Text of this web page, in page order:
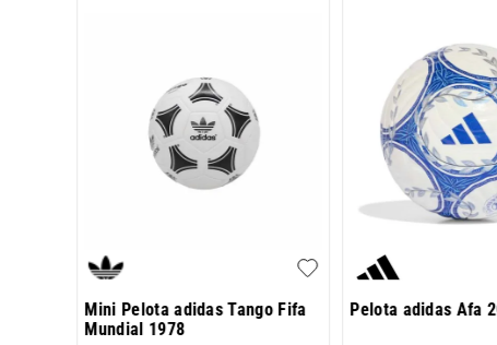
Mini Pelota adidas Tango Fifa
Mundial 1978
Pelota adidas Afa